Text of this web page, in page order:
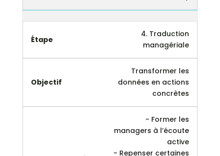
4. Traduction
managériale
Transformer les
données en actions
concrètes
- Former les
managers à l’écoute
active
- Repenser certaines